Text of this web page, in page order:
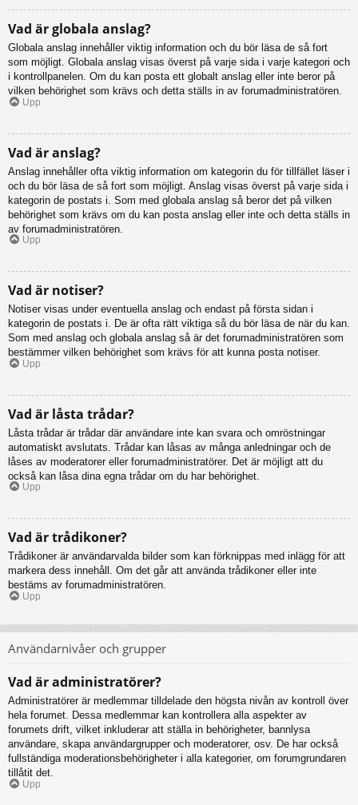
Vad är globala anslag?
Globala anslag innehåller viktig information och du bör läsa de så fort
som möjligt. Globala anslag visas överst på varje sida i varje kategori och
i kontrollpanelen. Om du kan posta ett globalt anslag eller inte beror på
vilken behörighet som krävs och detta ställs in av forumadministratören.
Upp
Vad är anslag?
Anslag innehåller ofta viktig information om kategorin du för tillfället läser i
och du bör läsa de så fort som möjligt. Anslag visas överst på varje sida i
kategorin de postats i. Som med globala anslag så beror det på vilken
behörighet som krävs om du kan posta anslag eller inte och detta ställs in
av forumadministratören.
Upp
Vad är notiser?
Notiser visas under eventuella anslag och endast på första sidan i
kategorin de postats i. De är ofta rätt viktiga så du bör läsa de när du kan.
Som med anslag och globala anslag så är det forumadministratören som
bestämmer vilken behörighet som krävs för att kunna posta notiser.
Upp
Vad är låsta trådar?
Låsta trådar är trådar där användare inte kan svara och omröstningar
automatiskt avslutats. Trådar kan låsas av många anledningar och de
låses av moderatorer eller forumadministratörer. Det är möjligt att du
också kan låsa dina egna trådar om du har behörighet.
Upp
Vad är trådikoner?
Trådikoner är användarvalda bilder som kan förknippas med inlägg för att
markera dess innehåll. Om det går att använda trådikoner eller inte
bestäms av forumadministratören.
Upp
Användarnivåer och grupper
Vad är administratörer?
Administratörer är medlemmar tilldelade den högsta nivån av kontroll över
hela forumet. Dessa medlemmar kan kontrollera alla aspekter av
forumets drift, vilket inkluderar att ställa in behörigheter, bannlysa
användare, skapa användargrupper och moderatorer, osv. De har också
fullständiga moderationsbehörigheter i alla kategorier, om forumgrundaren
tillåtit det.
Upp